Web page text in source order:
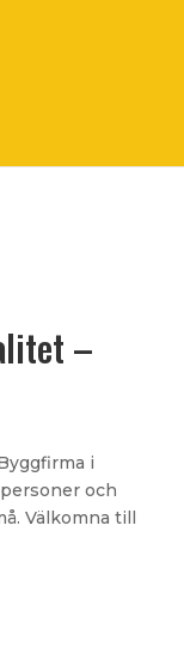
–
i
och
Välkomna till